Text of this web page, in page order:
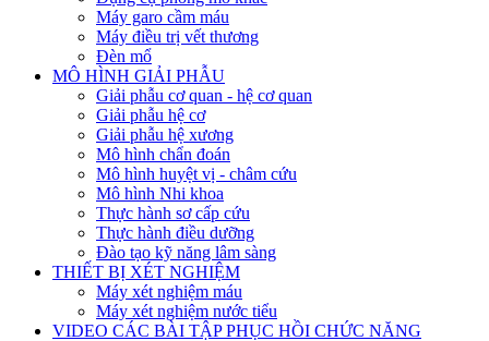
Máy garo cầm máu
Máy điều trị vết thương
Đèn mổ
MÔ HÌNH GIẢI PHẪU
Giải phẫu cơ quan - hệ cơ quan
Giải phẫu hệ cơ
Giải phẫu hệ xương
Mô hình chẩn đoán
Mô hình huyệt vị - châm cứu
Mô hình Nhi khoa
Thực hành sơ cấp cứu
Thực hành điều dưỡng
Đào tạo kỹ năng lâm sàng
THIẾT BỊ XÉT NGHIỆM
Máy xét nghiệm máu
Máy xét nghiệm nước tiểu
VIDEO CÁC BÀI TẬP PHỤC HỒI CHỨC NĂNG